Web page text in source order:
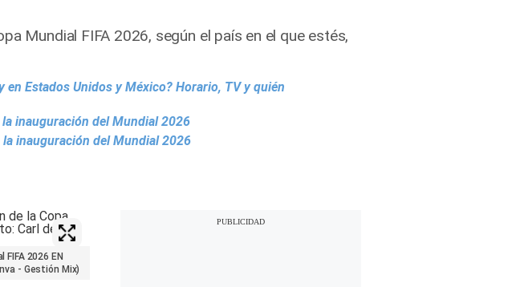
Mundial FIFA 2026, según el país en el que estés,
en Estados Unidos y México? Horario, TV y quién
la inauguración del Mundial 2026
la inauguración del Mundial 2026
2026 EN
- Gestión Mix)